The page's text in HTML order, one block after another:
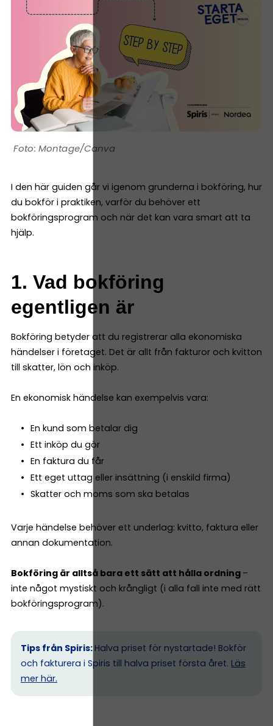
Montage/Canva
I den här guiden går vi igenom grunderna i bokföring, hur
du bokför i praktiken, varför du behöver ett
bokföringsprogram och när det kan vara smart att ta
hjälp.
1. Vad bokföring
egentligen är
Bokföring betyder att du registrerar alla ekonomiska
händelser i företaget. Det är allt från fakturor och kvitton
till skatter, lön och inköp.
En ekonomisk händelse kan exempelvis vara:
En kund som betalar dig
Ett inköp du gör
En faktura du får
Ett eget uttag eller insättning (i enskild firma)
Skatter och moms som ska betalas
Varje händelse behöver ett underlag: kvitto, faktura eller
annan dokumentation.
Bokföring är alltså bara ett sätt att hålla ordning –
inte något mystiskt och krångligt (i alla fall inte med rätt
bokföringsprogram).
Tips från Spiris: Halva priset för nystartade! Bokför
och fakturera i Spiris till halva priset första året. Läs
mer här.